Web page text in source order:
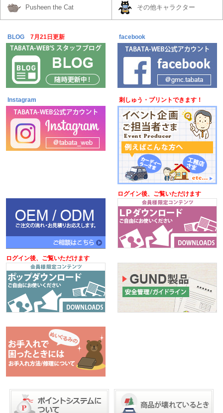
Pusheen the Cat その他キャラクター
BLOG 7月21日更新 facebook
Instagram 刺しゅう・プリントできます！
ログイン後、ご覧いただけます
ログイン後、ご覧いただけます